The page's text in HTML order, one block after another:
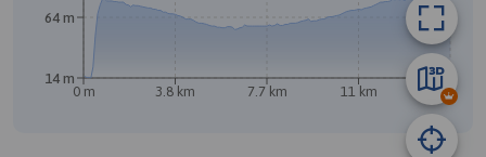
BA
0 m 3.8 km 7.7 km 11 km 15 km
14 m
64 m